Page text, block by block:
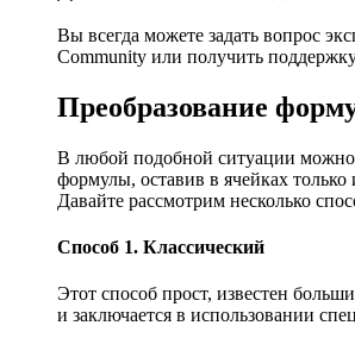
Вы всегда можете задать вопрос
Community или получить
Преобразование
В любой подобной ситуации можно
формулы, оставив в ячейках только
Давайте рассмотрим несколько
Способ 1. Классический
Этот способ прост, известен
и заключается в использовании